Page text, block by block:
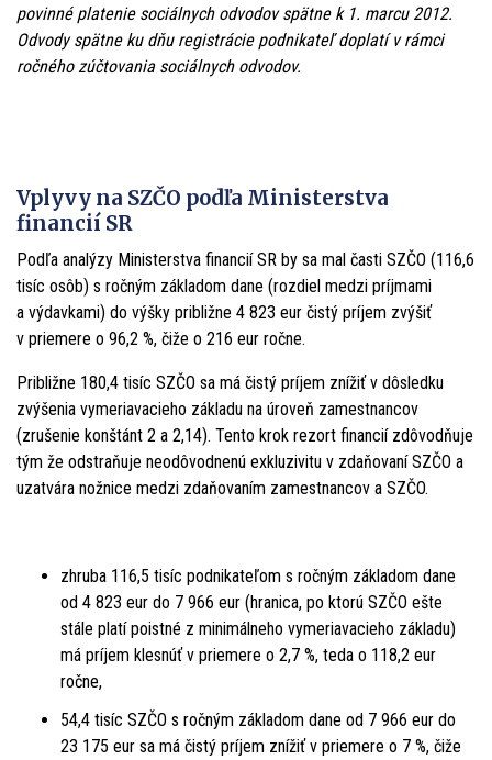
povinné platenie sociálnych odvodov spätne k 1. marcu 2012.
Odvody spätne ku dňu registrácie podnikateľ doplatí v rámci
ročného zúčtovania sociálnych odvodov.
Vplyvy na SZČO podľa Ministerstva
financií SR
Podľa analýzy Ministerstva financií SR by sa mal časti SZČO (116,6
tisíc osôb) s ročným základom dane (rozdiel medzi príjmami
a výdavkami) do výšky približne 4 823 eur čistý príjem zvýšiť
v priemere o 96,2 %, čiže o 216 eur ročne.
Približne 180,4 tisíc SZČO sa má čistý príjem znížiť v dôsledku
zvýšenia vymeriavacieho základu na úroveň zamestnancov
(zrušenie konštánt 2 a 2,14). Tento krok rezort financií zdôvodňuje
tým že odstraňuje neodôvodnenú exkluzivitu v zdaňovaní SZČO a
uzatvára nožnice medzi zdaňovaním zamestnancov a SZČO.
zhruba 116,5 tisíc podnikateľom s ročným základom dane
od 4 823 eur do 7 966 eur (hranica, po ktorú SZČO ešte
stále platí poistné z minimálneho vymeriavacieho základu)
má príjem klesnúť v priemere o 2,7 %, teda o 118,2 eur
ročne,
54,4 tisíc SZČO s ročným základom dane od 7 966 eur do
23 175 eur sa má čistý príjem znížiť v priemere o 7 %, čiže